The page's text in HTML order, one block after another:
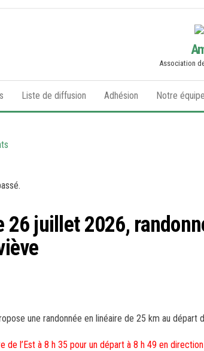
Association
Liste de diffusion Adhésion Notre équipe
26 juillet 2026,
une randonnée en linéaire de 25 km au départ
de l’Est à 8 h 35 pour un départ à 8 h 49 en